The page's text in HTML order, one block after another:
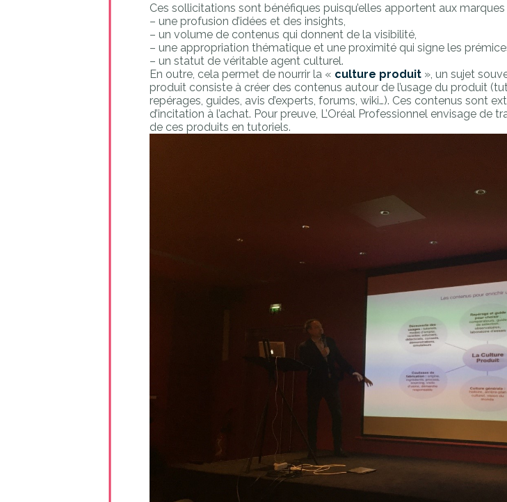
Ces sollicitations sont bénéfiques puisqu’elles apportent aux marques
– une profusion d’idées et des insights,
– un volume de contenus qui donnent de la visibilité,
– une appropriation thématique et une proximité qui signe les
– un statut de véritable agent culturel.
En outre, cela permet de nourrir la « culture produit », un sujet
produit consiste à créer des contenus autour de l’usage du produit
repérages, guides, avis d’experts, forums, wiki…). Ces contenus sont
d’incitation à l’achat. Pour preuve, L’Oréal Professionnel envisage de
de ces produits en tutoriels.